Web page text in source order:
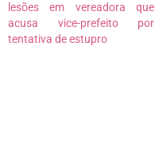
lesões em vereadora que
acusa vice-prefeito por
tentativa de estupro